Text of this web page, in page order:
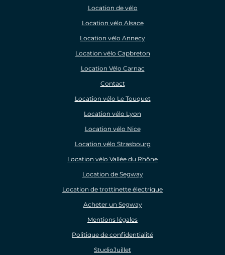
Location de vélo
Location vélo Alsace
Location vélo Annecy
Location vélo Capbreton
Location Vélo Carnac
Contact
Location vélo Le Touquet
Location vélo Lyon
Location vélo Nice
Location vélo Strasbourg
Location vélo Vallée du Rhône
Location de Segway
Location de trottinette électrique
Acheter un Segway
Mentions légales
Politique de confidentialité
StudioJuillet